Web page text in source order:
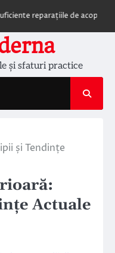
de acoperiș și când
și sfaturi practice
și Tendințe
Actuale